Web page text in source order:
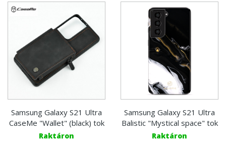
Samsung Galaxy S21 Ultra
CaseMe "Wallet" (black) tok
Raktáron
Samsung Galaxy S21 Ultra
Balistic "Mystical space" tok
Raktáron